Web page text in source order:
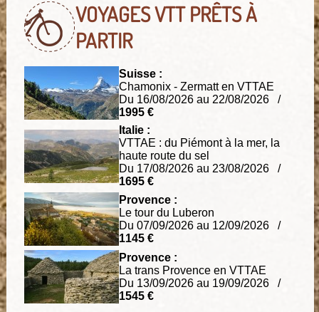
VOYAGES VTTPRÊTS À
PARTIR
Suisse :
Chamonix - Zermatt en VTTAE
Du 16/08/2026 au 22/08/2026 /
1995 €
Italie :
VTTAE : du Piémont à la mer, la
haute route du sel
Du 17/08/2026 au 23/08/2026 /
1695 €
Provence :
Le tour du Luberon
Du 07/09/2026 au 12/09/2026 /
1145 €
Provence :
La trans Provence en VTTAE
Du 13/09/2026 au 19/09/2026 /
1545 €